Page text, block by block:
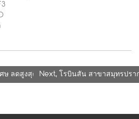
ศษ ลดสูงสุด 70% ณ โรบินสัน สาขาแฟชั่นไ
Next, โรบินสัน สาขาสมุทรปร